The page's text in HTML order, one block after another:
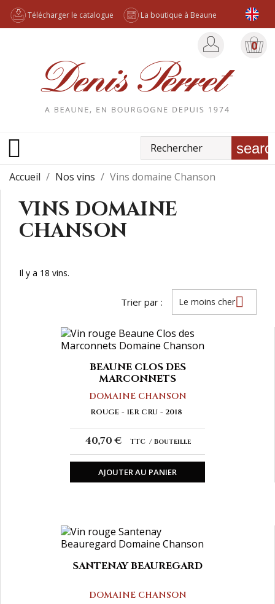
Télécharger le catalogue La boutique à Beaune
0

Accueil Nos vins Vins domaine Chanson
VINS DOMAINE
CHANSON
Il y a 18 vins.
Trier par : Le moins cher
BEAUNE CLOS DES
MARCONNETS
DOMAINE CHANSON
ROUGE 1ER CRU 2018
40,70 € TTC Bouteille
AJOUTER AU PANIER
SANTENAY BEAUREGARD
DOMAINE CHANSON